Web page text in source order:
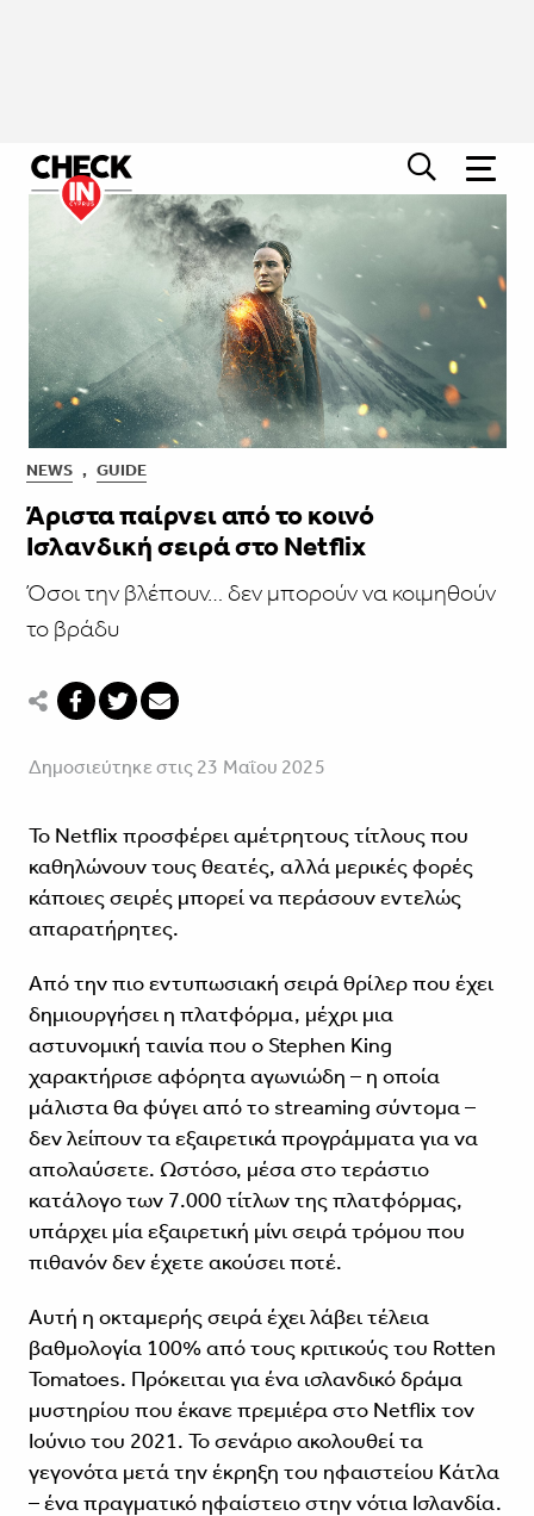
NEWS , GUIDE
Άριστα παίρνει από το κοινό
Ισλανδική σειρά στο Netflix
Όσοι την βλέπουν… δεν μπορούν να κοιμηθούν
το βράδυ
Δημοσιεύτηκε στις 23 Μαΐου 2025
Το Netflix προσφέρει αμέτρητους τίτλους που
καθηλώνουν τους θεατές, αλλά μερικές φορές
κάποιες σειρές μπορεί να περάσουν εντελώς
απαρατήρητες.
Από την πιο εντυπωσιακή σειρά θρίλερ που έχει
δημιουργήσει η πλατφόρμα, μέχρι μια
αστυνομική ταινία που ο Stephen King
χαρακτήρισε αφόρητα αγωνιώδη – η οποία
μάλιστα θα φύγει από το streaming σύντομα –
δεν λείπουν τα εξαιρετικά προγράμματα για να
απολαύσετε. Ωστόσο, μέσα στο τεράστιο
κατάλογο των 7.000 τίτλων της πλατφόρμας,
υπάρχει μία εξαιρετική μίνι σειρά τρόμου που
πιθανόν δεν έχετε ακούσει ποτέ.
Αυτή η οκταμερής σειρά έχει λάβει τέλεια
βαθμολογία 100% από τους κριτικούς του Rotten
Tomatoes. Πρόκειται για ένα ισλανδικό δράμα
μυστηρίου που έκανε πρεμιέρα στο Netflix τον
Ιούνιο του 2021. Το σενάριο ακολουθεί τα
γεγονότα μετά την έκρηξη του ηφαιστείου Κάτλα
– ένα πραγματικό ηφαίστειο στην νότια Ισλανδία.